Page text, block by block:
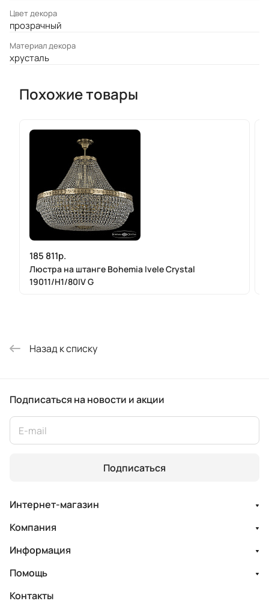
Цвет декора
прозрачный
Материал декора
хрусталь
Похожие товары
185 811р.
Люстра на штанге Bohemia Ivele Crystal
19011/H1/80IV G
Назад к списку
Подписаться на новости и акции
Подписаться
Интернет-магазин
Компания
Информация
Помощь
Контакты